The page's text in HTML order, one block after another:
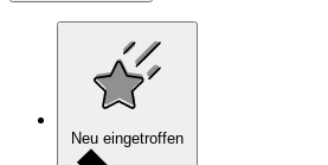
Neu eingetroffen